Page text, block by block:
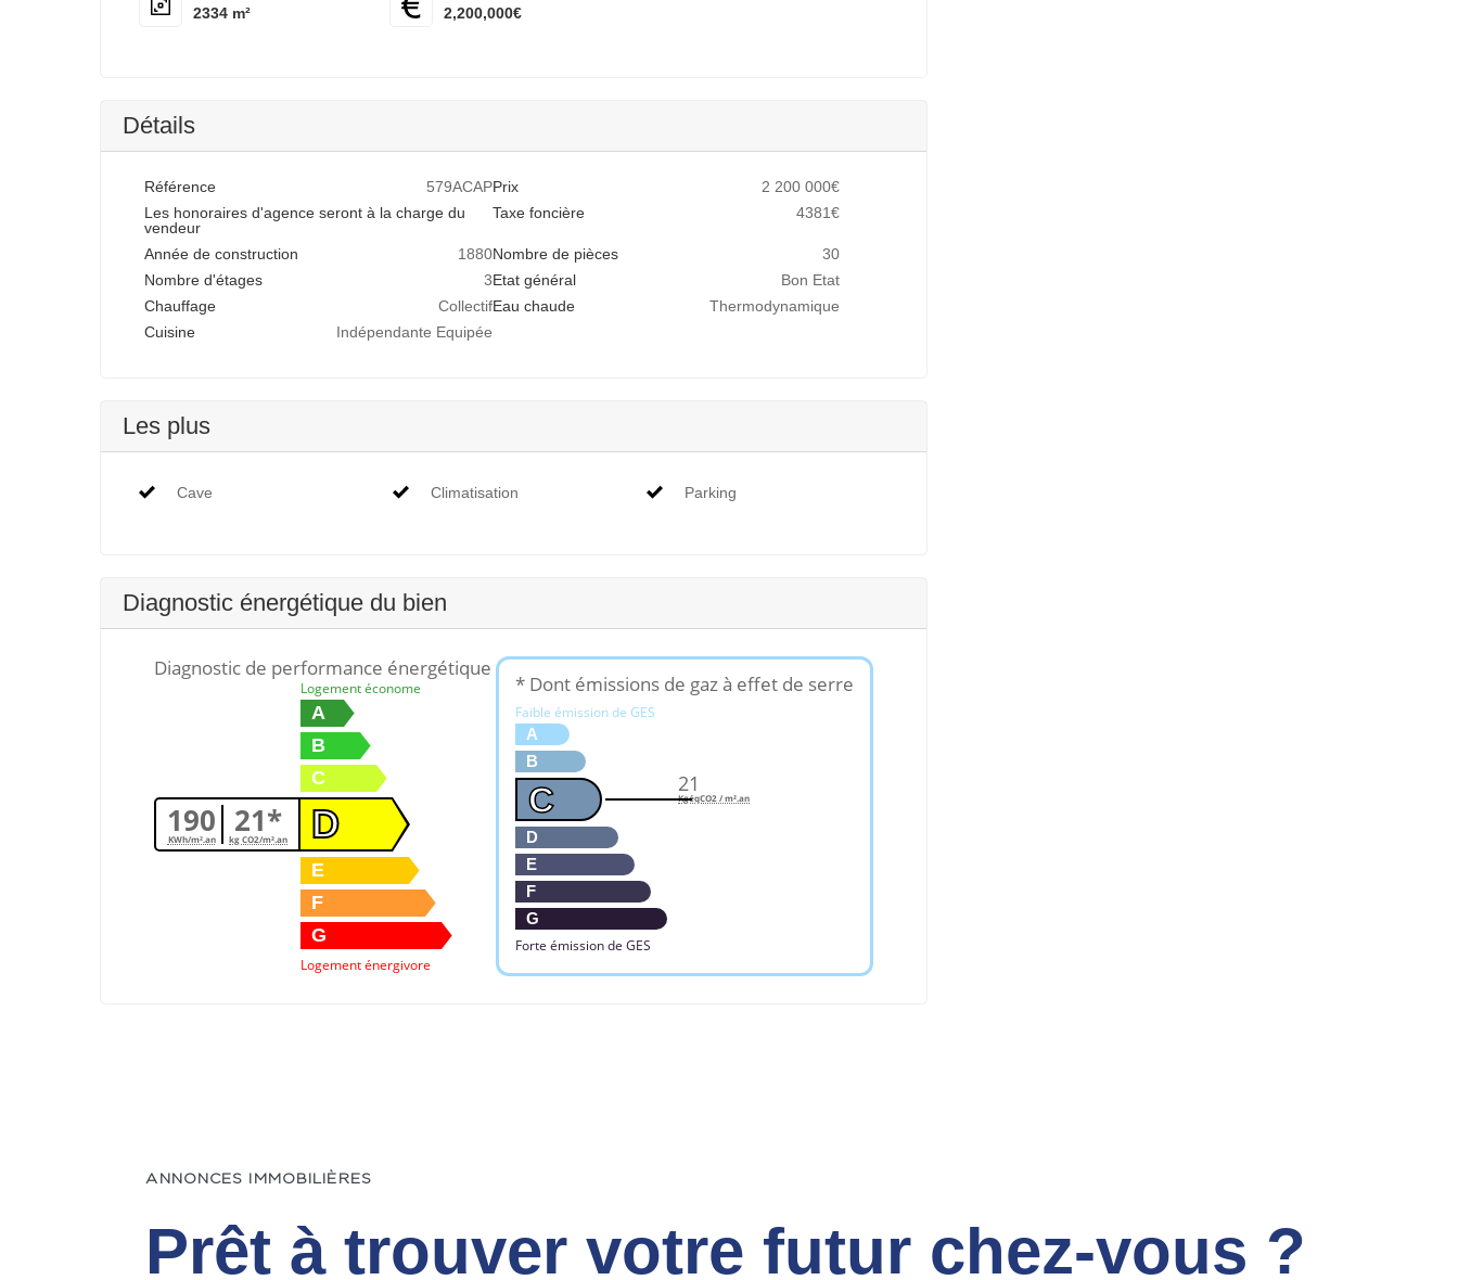
2334 m²
2,200,000€
Détails
Référence 579ACAPPrix
2 200 000€
Les honoraires d'agence seront à la charge du
vendeur
Taxe foncière 4381€
Année de construction 1880Nombre de pièces
30
Nombre d'étages
3Etat général
Bon Etat
Chauffage
CollectifEau chaude
Thermodynamique
Cuisine
Indépendante Equipée
Les plus
Cave Climatisation Parking
Diagnostic énergétique du bien
Diagnostic de performance énergétique
190
KWh/m².an 21*
kg CO2/m².an
Logement économe
A
B
C
D
E
F
G
Logement énergivore
* Dont émissions de gaz à effet de serre
Faible émission de GES
A
B
C
D
E
F
G
Forte émission de GES
21
KgéqCO2 / m².an
ANNONCES IMMOBILIÈRES
Prêt à trouver votre futur chez-vous ?